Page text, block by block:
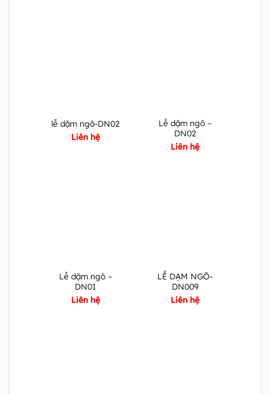
lễ dặm ngõ-DN02
Liên hệ
Lễ dặm ngõ –
DN02
Liên hệ
Lễ dặm ngõ –
DN01
Liên hệ
LỄ DẠM NGÕ-
DN009
Liên hệ